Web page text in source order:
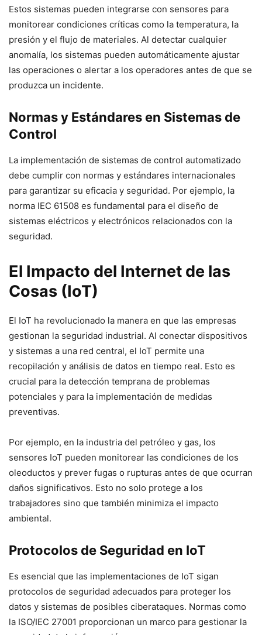
Estos sistemas pueden integrarse con sensores para
monitorear condiciones críticas como la temperatura, la
presión y el flujo de materiales. Al detectar cualquier
anomalía, los sistemas pueden automáticamente ajustar
las operaciones o alertar a los operadores antes de que se
produzca un incidente.
Normas y Estándares en Sistemas de
Control
La implementación de sistemas de control automatizado
debe cumplir con normas y estándares internacionales
para garantizar su eficacia y seguridad. Por ejemplo, la
norma IEC 61508 es fundamental para el diseño de
sistemas eléctricos y electrónicos relacionados con la
seguridad.
El Impacto del Internet de las
Cosas (IoT)
El IoT ha revolucionado la manera en que las empresas
gestionan la seguridad industrial. Al conectar dispositivos
y sistemas a una red central, el IoT permite una
recopilación y análisis de datos en tiempo real. Esto es
crucial para la detección temprana de problemas
potenciales y para la implementación de medidas
preventivas.
Por ejemplo, en la industria del petróleo y gas, los
sensores IoT pueden monitorear las condiciones de los
oleoductos y prever fugas o rupturas antes de que ocurran
daños significativos. Esto no solo protege a los
trabajadores sino que también minimiza el impacto
ambiental.
Protocolos de Seguridad en IoT
Es esencial que las implementaciones de IoT sigan
protocolos de seguridad adecuados para proteger los
datos y sistemas de posibles ciberataques. Normas como
la ISO/IEC 27001 proporcionan un marco para gestionar la